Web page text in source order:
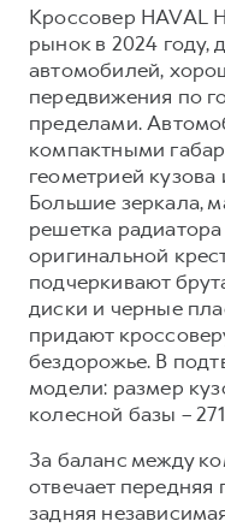
Кроссовер HAVAL
рынок в 2024 году,
автомобилей,
передвижения по
пределами.
компактными
геометрией
Большие зеркала,
решетка
оригинальной
подчеркивают
диски и черные
придают
бездорожье. В
модели: размер
колесной базы –
За баланс между
отвечает
задняя